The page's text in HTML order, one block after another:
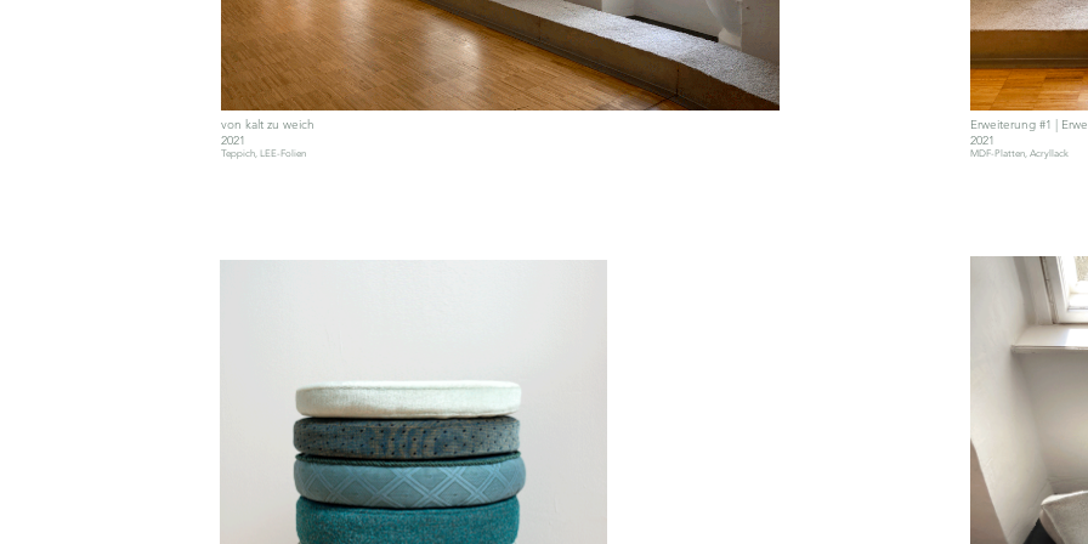
von kalt zu weich
2021
Teppich, LEE-Folien
Erweiterung #1 |
2021
MDF-Platten, Acryllack